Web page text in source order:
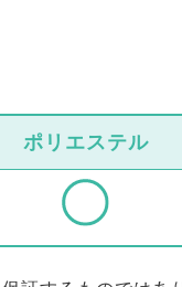
ポリエステル